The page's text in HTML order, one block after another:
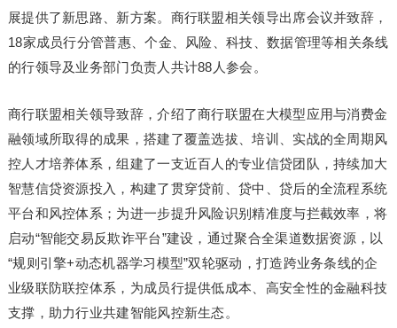
展提供了新思路、新方案。商行联盟相关领导出席会议并致辞，
18家成员行分管普惠、个金、风险、科技、数据管理等相关条线
的行领导及业务部门负责人共计88人参会。
商行联盟相关领导致辞，介绍了商行联盟在大模型应用与消费金
融领域所取得的成果，搭建了覆盖选拔、培训、实战的全周期风
控人才培养体系，组建了一支近百人的专业信贷团队，持续加大
智慧信贷资源投入，构建了贯穿贷前、贷中、贷后的全流程系统
平台和风控体系；为进一步提升风险识别精准度与拦截效率，将
启动“智能交易反欺诈平台”建设，通过聚合全渠道数据资源，以
“规则引擎+动态机器学习模型”双轮驱动，打造跨业务条线的企
业级联防联控体系，为成员行提供低成本、高安全性的金融科技
支撑，助力行业共建智能风控新生态。